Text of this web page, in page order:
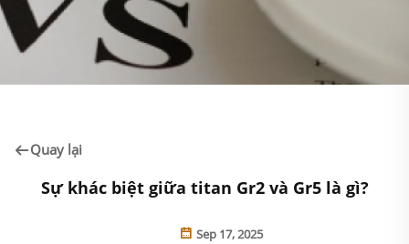
Quay lại
Sự khác biệt giữa titan Gr2 và Gr5 là gì?
Sep 17, 2025